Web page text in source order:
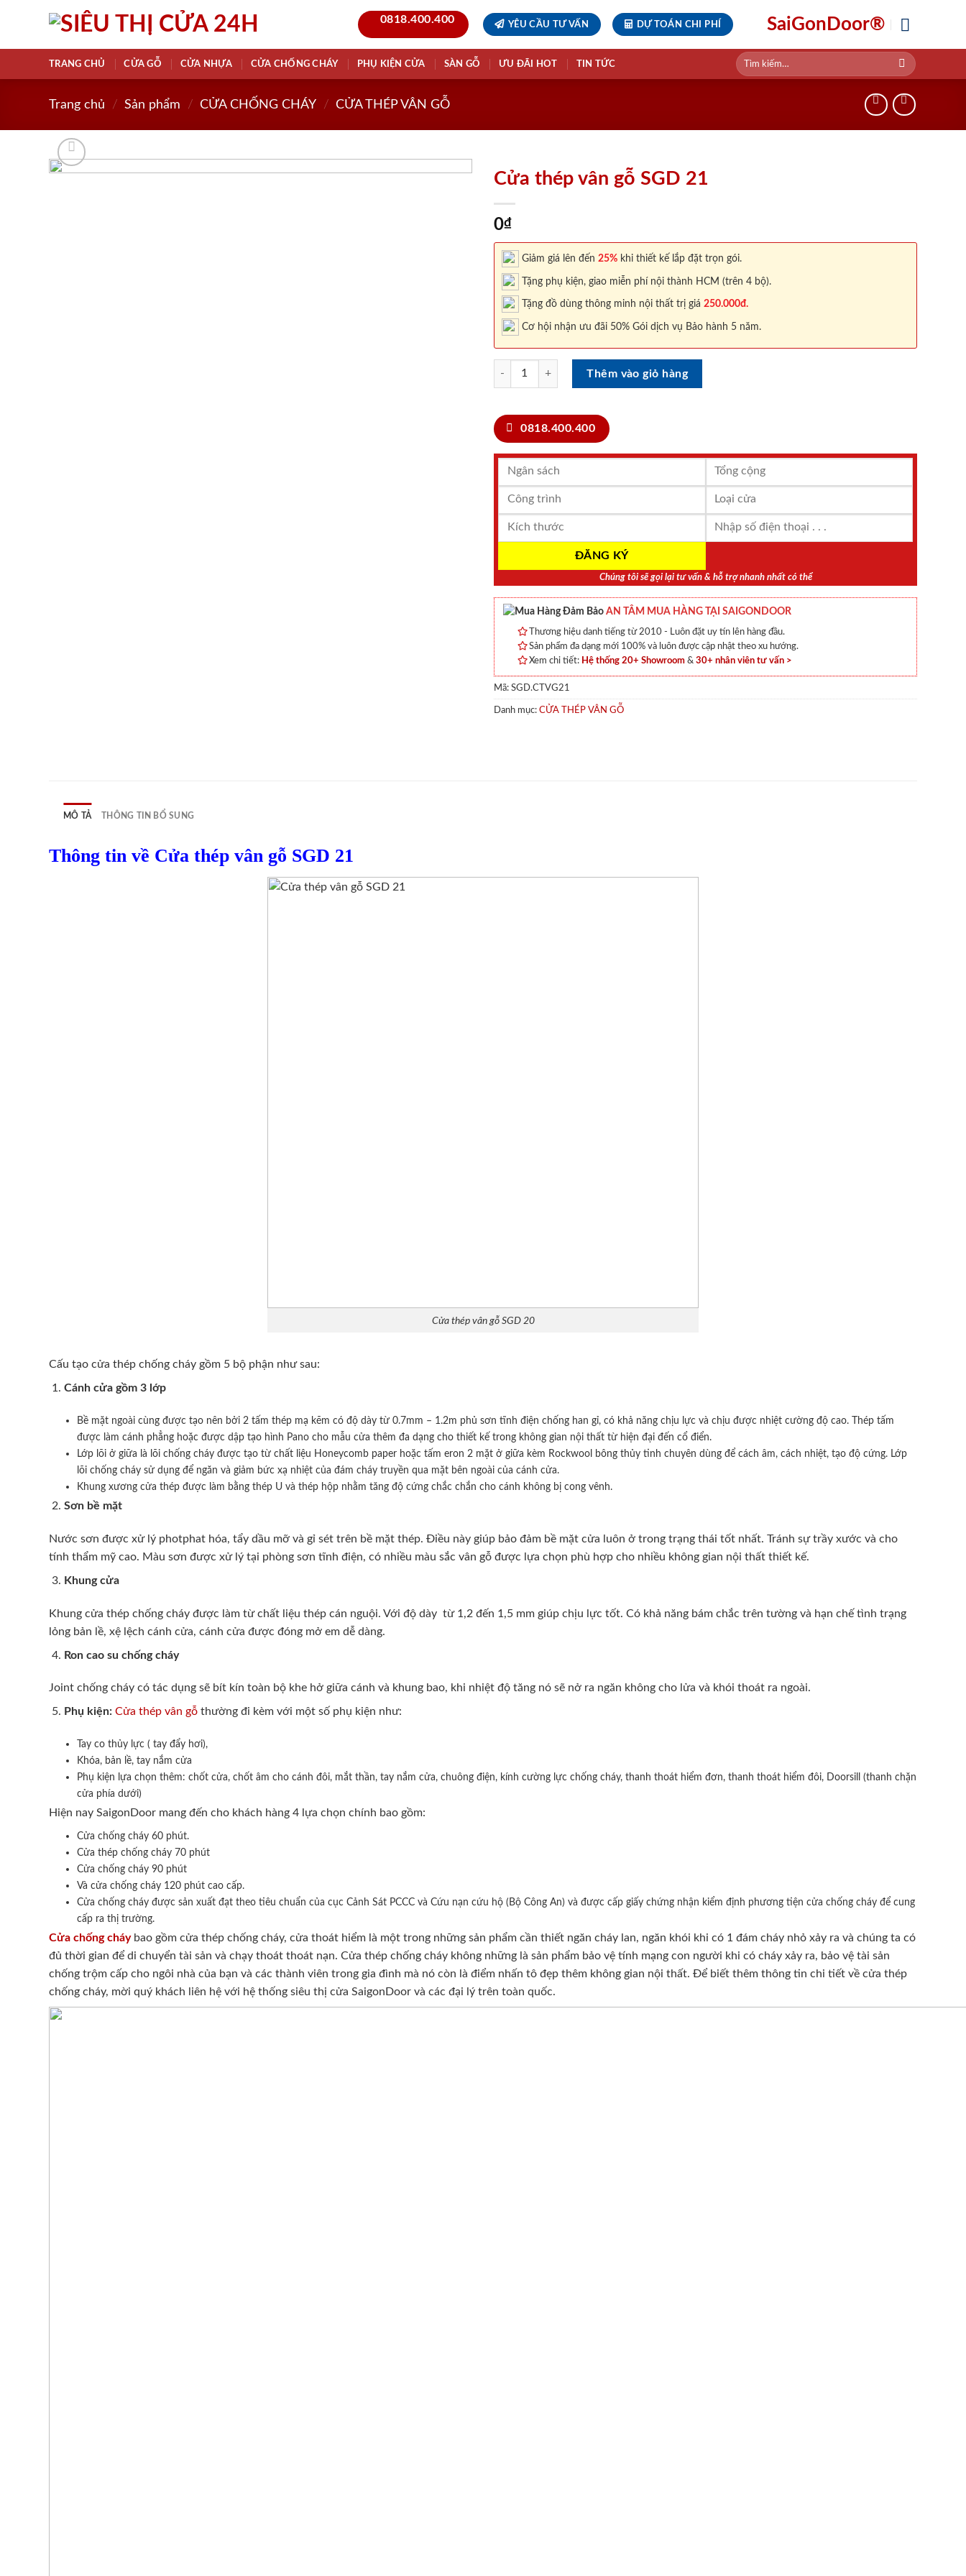
0818.400.400 YÊU CẦU TƯ VẤN DỰ TOÁN CHI PHÍ SaiGonDoor®
TRANG CHỦ CỬA GỖ CỬA NHỰA CỬA CHỐNG CHÁY PHỤ KIỆN CỬA SÀN GỖ ƯU ĐÃI HOT TIN TỨC
Tìm
kiếm:
Trang chủ / Sản phẩm / CỬA CHỐNG CHÁY / CỬA THÉP VÂN GỖ
Cửa thép vân gỗ SGD 21
0₫
Giảm giá lên đến 25% khi thiết kế lắp đặt trọn gói.
Tặng phụ kiện, giao miễn phí nội thành HCM (trên 4 bộ).
Tặng đồ dùng thông minh nội thất trị giá 250.000đ.
Cơ hội nhận ưu đãi 50% Gói dịch vụ Bảo hành 5 năm.
Cửa thép vân gỗ SGD 21 số lượng
Thêm vào giỏ hàng
0818.400.400
Chúng tôi sẽ gọi lại tư vấn & hỗ trợ nhanh nhất có thể
AN TÂM MUA HÀNG TẠI SAIGONDOOR
Thương hiệu danh tiếng từ 2010 - Luôn đặt uy tín lên hàng đầu.
Sản phẩm đa dạng mới 100% và luôn được cập nhật theo xu hướng.
Xem chi tiết: Hệ thống 20+ Showroom & 30+ nhân viên tư vấn >
Mã: SGD.CTVG21
Danh mục: CỬA THÉP VÂN GỖ
MÔ TẢ THÔNG TIN BỔ SUNG
Thông tin về Cửa thép vân gỗ SGD 21
Cửa thép vân gỗ SGD 20
Cấu tạo cửa thép chống cháy gồm 5 bộ phận như sau:
Cánh cửa gồm 3 lớp
Bề mặt ngoài cùng được tạo nên bởi 2 tấm thép mạ kẽm có độ dày từ 0.7mm – 1.2m phủ sơn tĩnh điện chống han gỉ, có khả năng chịu lực và chịu được nhiệt cường độ cao. Thép tấm
được làm cánh phẳng hoặc được dập tạo hình Pano cho mẫu cửa thêm đa dạng cho thiết kế trong không gian nội thất từ hiện đại đến cổ điển.
Lớp lõi ở giữa là lõi chống cháy được tạo từ chất liệu Honeycomb paper hoặc tấm eron 2 mặt ở giữa kèm Rockwool bông thủy tinh chuyên dùng để cách âm, cách nhiệt, tạo độ cứng. Lớp
lõi chống cháy sử dụng để ngăn và giảm bức xạ nhiệt của đám cháy truyền qua mặt bên ngoài của cánh cửa.
Khung xương cửa thép được làm bằng thép U và thép hộp nhằm tăng độ cứng chắc chắn cho cánh không bị cong vênh.
Sơn bề mặt
Nước sơn được xử lý photphat hóa, tẩy dầu mỡ và gỉ sét trên bề mặt thép. Điều này giúp bảo đảm bề mặt cửa luôn ở trong trạng thái tốt nhất. Tránh sự trầy xước và cho
tính thẩm mỹ cao. Màu sơn được xử lý tại phòng sơn tĩnh điện, có nhiều màu sắc vân gỗ được lựa chọn phù hợp cho nhiều không gian nội thất thiết kế.
Khung cửa
Khung cửa thép chống cháy được làm từ chất liệu thép cán nguội. Với độ dày từ 1,2 đến 1,5 mm giúp chịu lực tốt. Có khả năng bám chắc trên tường và hạn chế tình trạng
lỏng bản lề, xệ lệch cánh cửa, cánh cửa được đóng mở em dễ dàng.
Ron cao su chống cháy
Joint chống cháy có tác dụng sẽ bít kín toàn bộ khe hở giữa cánh và khung bao, khi nhiệt độ tăng nó sẽ nở ra ngăn không cho lửa và khói thoát ra ngoài.
Phụ kiện: Cửa thép vân gỗthường đi kèm với một số phụ kiện như:
Tay co thủy lực ( tay đẩy hơi),
Khóa, bản lề, tay nắm cửa
Phụ kiện lựa chọn thêm: chốt cửa, chốt âm cho cánh đôi, mắt thần, tay nắm cửa, chuông điện, kính cường lực chống cháy, thanh thoát hiểm đơn, thanh thoát hiểm đôi, Doorsill (thanh chặn
cửa phía dưới)
Hiện nay SaigonDoor mang đến cho khách hàng 4 lựa chọn chính bao gồm:
Cửa chống cháy 60 phút.
Cửa thép chống cháy 70 phút
Cửa chống cháy 90 phút
Và cửa chống cháy 120 phút cao cấp.
Cửa chống cháy được sản xuất đạt theo tiêu chuẩn của cục Cảnh Sát PCCC và Cứu nạn cứu hộ (Bộ Công An) và được cấp giấy chứng nhận kiểm định phương tiện cửa chống cháy để cung
cấp ra thị trường.
Cửa chống cháybao gồm cửa thép chống cháy, cửa thoát hiểm là một trong những sản phẩm cần thiết ngăn cháy lan, ngăn khói khi có 1 đám cháy nhỏ xảy ra và chúng ta có
đủ thời gian để di chuyển tài sản và chạy thoát thoát nạn. Cửa thép chống cháy không những là sản phẩm bảo vệ tính mạng con người khi có cháy xảy ra, bảo vệ tài sản
chống trộm cấp cho ngôi nhà của bạn và các thành viên trong gia đình mà nó còn là điểm nhấn tô đẹp thêm không gian nội thất. Để biết thêm thông tin chi tiết về cửa thép
chống cháy, mời quý khách liên hệ với hệ thống siêu thị cửa SaigonDoor và các đại lý trên toàn quốc.